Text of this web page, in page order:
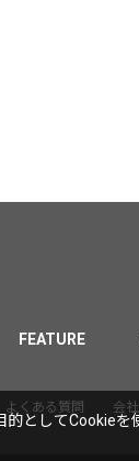
FEATURE
よくある質問 会
としてCookieを